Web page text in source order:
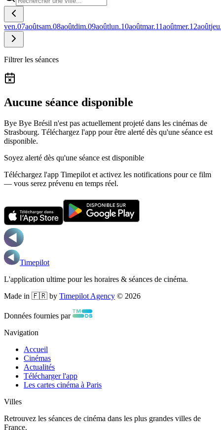
ven.07aoûtsam.08aoûtdim.09aoûtlun.10aoûtmar.11aoûtmer.12août
Filtrer les séances
Aucune séance disponible
Bye Bye Brésil n'est pas actuellement projeté dans les cinémas de
Strasbourg. Téléchargez l'app pour être alerté dès qu'une séance est
disponible.
Soyez alerté dès qu'une séance est disponible
Téléchargez l'app Timepilot et activez les notifications pour ce film
— vous serez prévenu en temps réel.
Timepilot
L'application ultime pour les horaires & séances de cinéma.
Made in 🇫🇷 by Timepilot Agency © 2026
Données fournies par
Navigation
Accueil
Cinémas
Actualités
Télécharger l'app
Les cartes cinéma à Paris
Villes
Retrouvez les séances de cinéma dans les plus grandes villes de
France.